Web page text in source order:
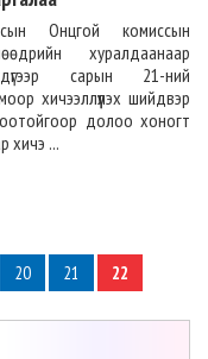
Онцгой комиссын
хуралдаанаар
сарын 21-ний
хичээллүүлэх шийдвэр
долоо хоногт
хичэ ...
20 21 22